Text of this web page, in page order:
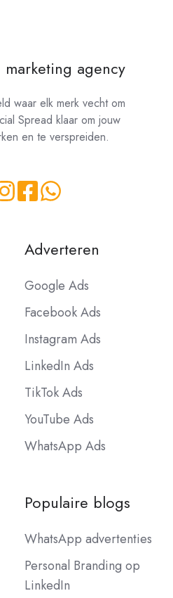
agency
waar elk merk vecht om
Spread klaar om jouw
en te verspreiden.
Adverteren
Google Ads
Facebook Ads
Instagram Ads
LinkedIn Ads
TikTok Ads
YouTube Ads
WhatsApp Ads
Populaire blogs
WhatsApp advertenties
Personal Branding op
LinkedIn